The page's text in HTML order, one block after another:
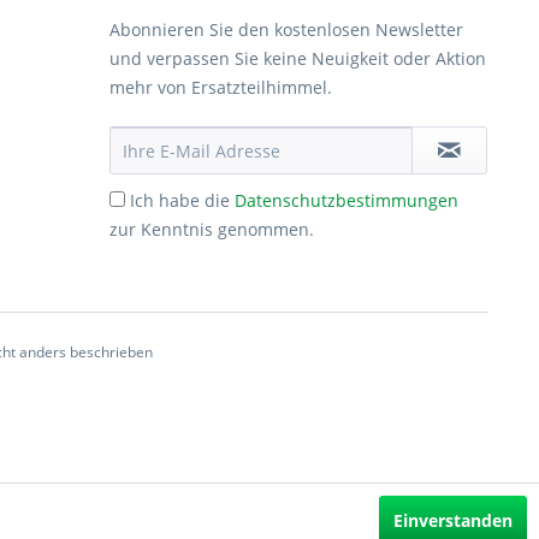
Abonnieren Sie den kostenlosen Newsletter
und verpassen Sie keine Neuigkeit oder Aktion
mehr von Ersatzteilhimmel.
Ich habe die Datenschutzbestimmungen
zur Kenntnis genommen.
anders beschrieben
Einverstanden